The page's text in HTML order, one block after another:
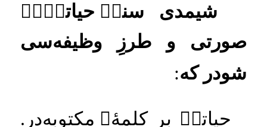
شيمدى سنكۡ حياتكۡكۡ
صورتى
و طرزِ وظيفهسى
شودر كه:
حياتكۡ بر كلمهٔ‌ مكتوبهدر .